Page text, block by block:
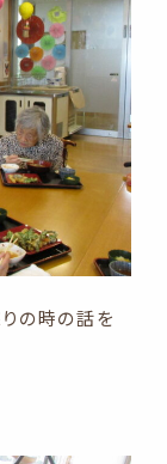
の時の話を